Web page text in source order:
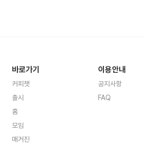
바로가기
커피챗
출시
홈
모임
매거진
이용안내
공지사항
FAQ